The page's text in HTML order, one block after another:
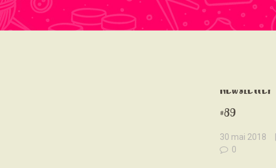
Newsletter
#89
30 mai 2018
0